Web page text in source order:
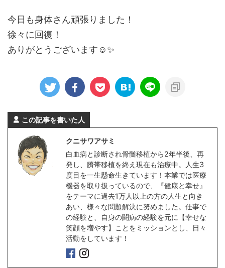
今日も身体さん頑張りました！
徐々に回復！
ありがとうございます☺️✨
この記事を書いた人
クニサワアサミ
白血病と診断され骨髄移植から2年半後、再
発し、臍帯移植を終え現在も治療中。人生3
度目を一生懸命生きています！本業では医療
機器を取り扱っているので、『健康と幸せ』
をテーマに過去1万人以上の方の人生と向き
あい、様々な問題解決に努めました。仕事で
の経験と、自身の闘病の経験を元に【幸せな
笑顔を増やす】ことをミッションとし、日々
活動をしています！